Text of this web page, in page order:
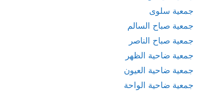
جمعية سلوى
جمعية صباح السالم
جمعية صباح الناصر
جمعية ضاحية الظهر
جمعية ضاحية العيون
جمعية ضاحية الواحة